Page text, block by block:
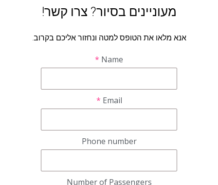
מעוניינים בסיור? צרו קשר!
אנא מלאו את הטופס למטה ונחזור אליכם בקרוב.
Name
*
Email
*
Phone number
Number of Passengers